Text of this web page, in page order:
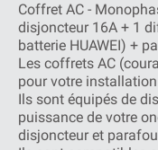
Coffret AC -
disjoncteur 16A + 1
batterie HUAWEI) +
Les coffrets AC
pour votre
Ils sont équipés de
puissance de votre
disjoncteur et